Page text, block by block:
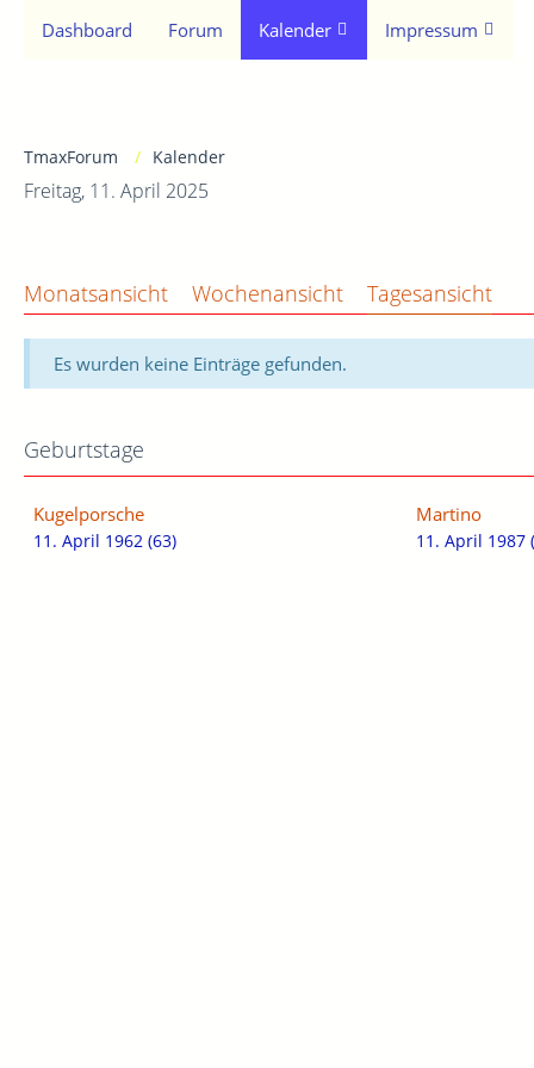
Dashboard Forum Kalender Impressum
TmaxForum Kalender
Freitag, 11. April 2025
Monatsansicht Wochenansicht Tagesansicht
Es wurden keine Einträge gefunden.
Geburtstage
Kugelporsche
11. April 1962 (63)
Martino
11. April 1987